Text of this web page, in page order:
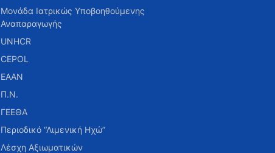
Μονάδα Ιατρικώς Υποβοηθούμενης
Αναπαραγωγής
UNHCR
CEPOL
ΕΑΑΝ
Π.Ν.
ΓΕΕΘΑ
Περιοδικό “Λιμενική Ηχώ”
Λέσχη Αξιωματικών